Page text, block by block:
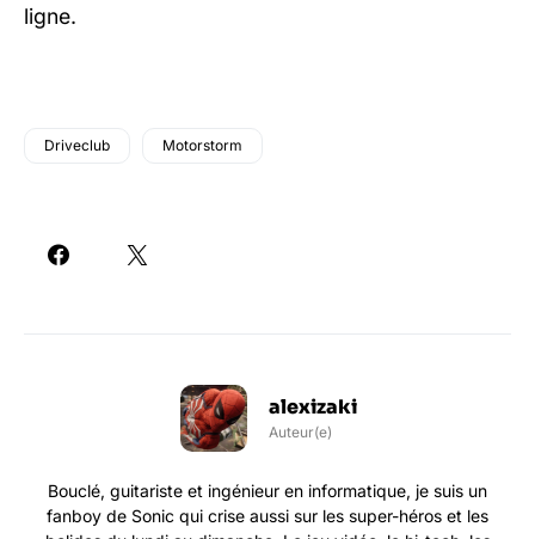
ligne.
Driveclub Motorstorm
alexizaki
Auteur(e)
Bouclé, guitariste et ingénieur en informatique, je suis un
fanboy de Sonic qui crise aussi sur les super-héros et les